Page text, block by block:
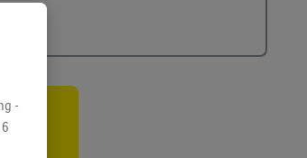
-
6